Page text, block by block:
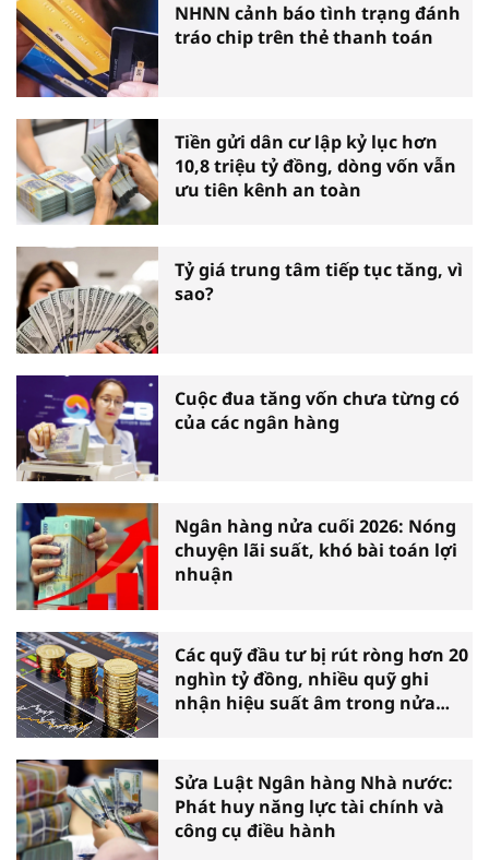
NHNN cảnh báo tình trạng đánh
tráo chip trên thẻ thanh toán
Tiền gửi dân cư lập kỷ lục hơn
10,8 triệu tỷ đồng, dòng vốn vẫn
ưu tiên kênh an toàn
Tỷ giá trung tâm tiếp tục tăng, vì
sao?
Cuộc đua tăng vốn chưa từng có
của các ngân hàng
Ngân hàng nửa cuối 2026: Nóng
chuyện lãi suất, khó bài toán lợi
nhuận
Các quỹ đầu tư bị rút ròng hơn 20
nghìn tỷ đồng, nhiều quỹ ghi
nhận hiệu suất âm trong nửa
Sửa Luật Ngân hàng Nhà nước:
Phát huy năng lực tài chính và
công cụ điều hành